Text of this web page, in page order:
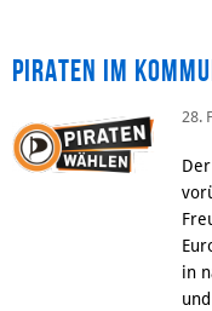
Piraten im
28.
in